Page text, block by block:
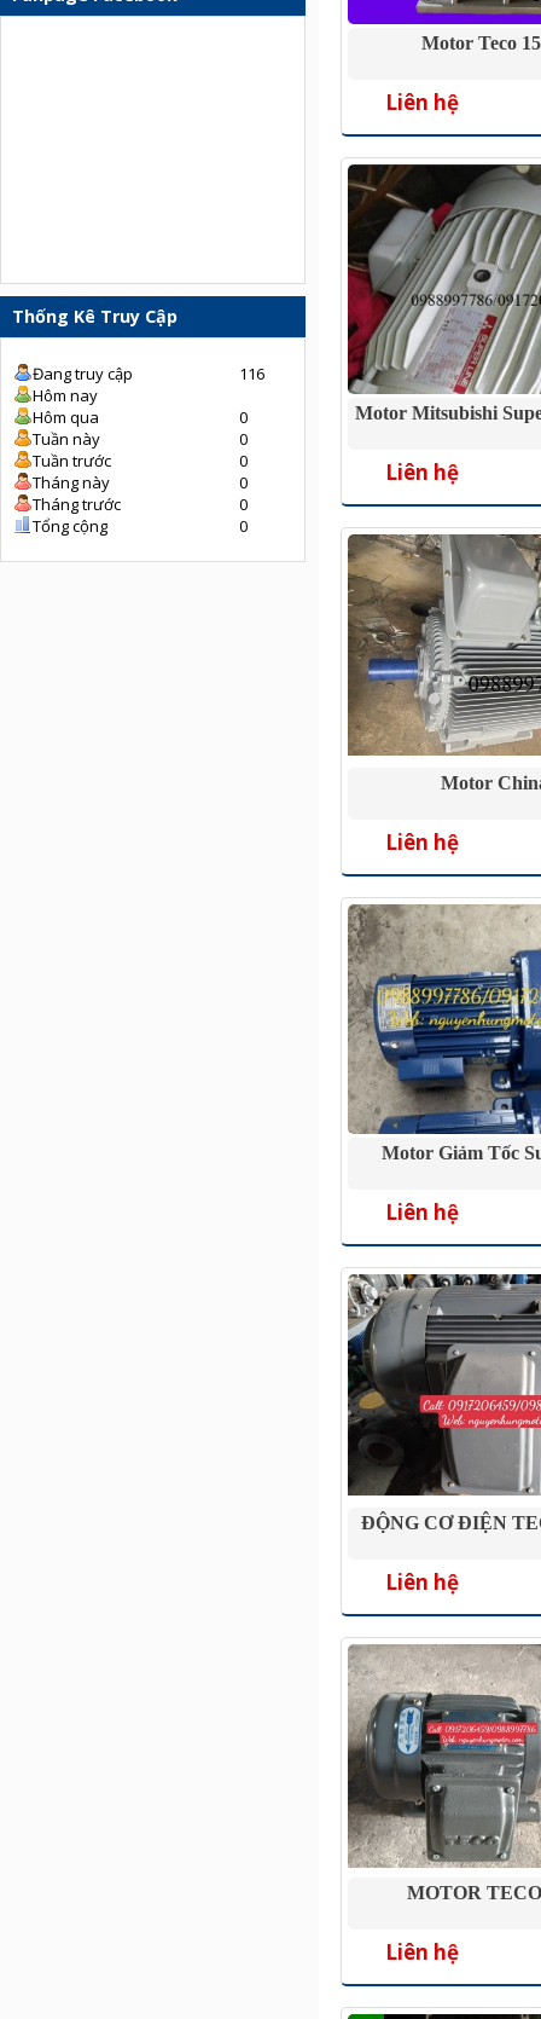
Thống Kê Truy Cập
Đang truy cập
116
Hôm nay
Hôm qua
0
Tuần này
0
Tuần trước
0
Tháng này
0
Tháng trước
0
Tổng cộng
0
Motor Teco
Liên hệ
Motor Mitsubishi
Liên hệ
Motor
Liên hệ
Motor Giảm Tốc
Liên hệ
ĐỘNG CƠ ĐIỆN
Liên hệ
MOTOR
Liên hệ